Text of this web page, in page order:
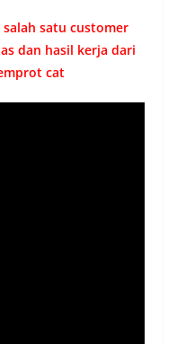
satu customer
dan hasil kerja dari
cat